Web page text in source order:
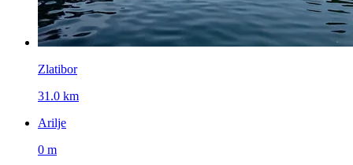
Zlatibor
31.0 km
Arilje
0 m